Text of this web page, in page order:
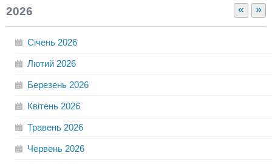
« »
2026
Січень 2026
Лютий 2026
Березень 2026
Квітень 2026
Травень 2026
Червень 2026